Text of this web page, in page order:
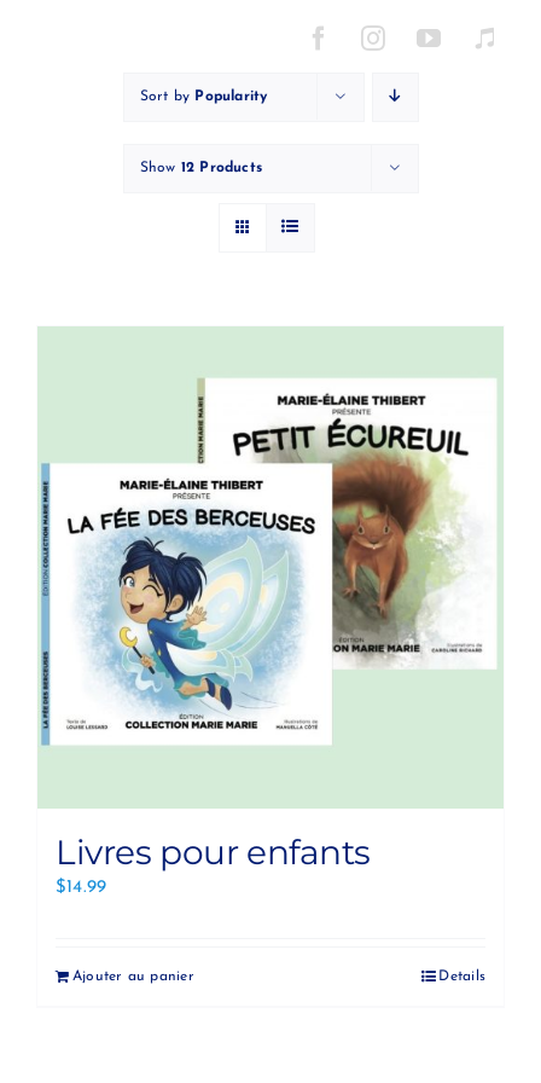
Sort by Popularity
Show 12 Products
Livres pour enfants
$14.99
Ajouter au panier Details